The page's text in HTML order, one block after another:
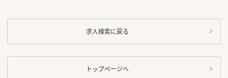
求人検索に戻る
トップページへ